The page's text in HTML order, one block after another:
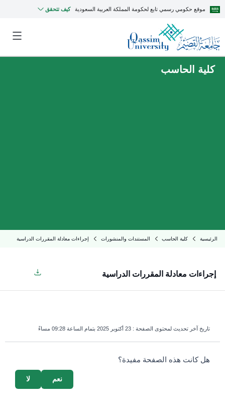
موقع حكومي رسمي تابع لحكومة المملكة العربية السعودية كيف تتحقق
كلية الحاسب
الرئيسية كلية الحاسب المستندات والمنشورات إجراءات معادلة المقررات الدراسية
إجراءات معادلة المقررات الدراسية
تاريخ آخر تحديث لمحتوى الصفحة : 23 أكتوبر 2025 بتمام الساعة 09:28 مساءً
survey_v2
هل كانت هذه الصفحة مفيدة؟
لا نعم